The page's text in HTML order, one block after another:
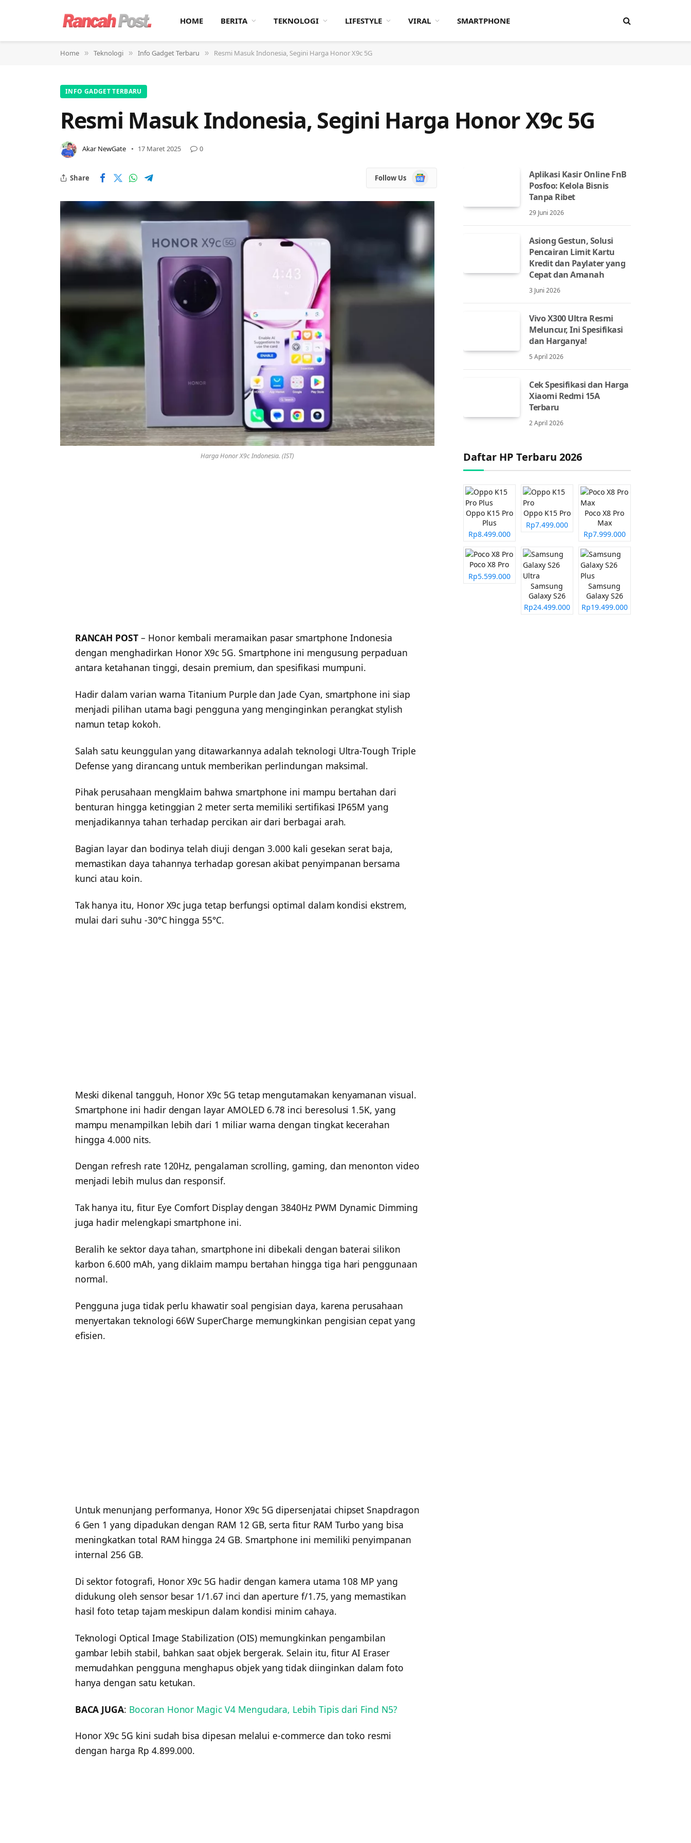
HOME BERITA TEKNOLOGI LIFESTYLE VIRAL SMARTPHONE
Home » Teknologi » Info Gadget Terbaru » Resmi Masuk Indonesia, Segini Harga Honor X9c 5G
INFO GADGET TERBARU
Resmi Masuk Indonesia, Segini Harga Honor X9c 5G
Akar NewGate 17 Maret 2025 0
Share Follow Us
Google
News
Harga Honor X9c Indonesia. (IST)
RANCAH POST – Honor kembali meramaikan pasar smartphone Indonesia
dengan menghadirkan Honor X9c 5G. Smartphone ini mengusung perpaduan
antara ketahanan tinggi, desain premium, dan spesifikasi mumpuni.
Hadir dalam varian warna Titanium Purple dan Jade Cyan, smartphone ini siap
menjadi pilihan utama bagi pengguna yang menginginkan perangkat stylish
namun tetap kokoh.
Salah satu keunggulan yang ditawarkannya adalah teknologi Ultra-Tough Triple
Defense yang dirancang untuk memberikan perlindungan maksimal.
Pihak perusahaan mengklaim bahwa smartphone ini mampu bertahan dari
benturan hingga ketinggian 2 meter serta memiliki sertifikasi IP65M yang
menjadikannya tahan terhadap percikan air dari berbagai arah.
Bagian layar dan bodinya telah diuji dengan 3.000 kali gesekan serat baja,
memastikan daya tahannya terhadap goresan akibat penyimpanan bersama
kunci atau koin.
Tak hanya itu, Honor X9c juga tetap berfungsi optimal dalam kondisi ekstrem,
mulai dari suhu -30°C hingga 55°C.
Meski dikenal tangguh, Honor X9c 5G tetap mengutamakan kenyamanan visual.
Smartphone ini hadir dengan layar AMOLED 6.78 inci beresolusi 1.5K, yang
mampu menampilkan lebih dari 1 miliar warna dengan tingkat kecerahan
hingga 4.000 nits.
Dengan refresh rate 120Hz, pengalaman scrolling, gaming, dan menonton video
menjadi lebih mulus dan responsif.
Tak hanya itu, fitur Eye Comfort Display dengan 3840Hz PWM Dynamic Dimming
juga hadir melengkapi smartphone ini.
Beralih ke sektor daya tahan, smartphone ini dibekali dengan baterai silikon
karbon 6.600 mAh, yang diklaim mampu bertahan hingga tiga hari penggunaan
normal.
Pengguna juga tidak perlu khawatir soal pengisian daya, karena perusahaan
menyertakan teknologi 66W SuperCharge memungkinkan pengisian cepat yang
efisien.
Untuk menunjang performanya, Honor X9c 5G dipersenjatai chipset Snapdragon
6 Gen 1 yang dipadukan dengan RAM 12 GB, serta fitur RAM Turbo yang bisa
meningkatkan total RAM hingga 24 GB. Smartphone ini memiliki penyimpanan
internal 256 GB.
Di sektor fotografi, Honor X9c 5G hadir dengan kamera utama 108 MP yang
didukung oleh sensor besar 1/1.67 inci dan aperture f/1.75, yang memastikan
hasil foto tetap tajam meskipun dalam kondisi minim cahaya.
Teknologi Optical Image Stabilization (OIS) memungkinkan pengambilan
gambar lebih stabil, bahkan saat objek bergerak. Selain itu, fitur AI Eraser
memudahkan pengguna menghapus objek yang tidak diinginkan dalam foto
hanya dengan satu ketukan.
BACA JUGA: Bocoran Honor Magic V4 Mengudara, Lebih Tipis dari Find N5?
Honor X9c 5G kini sudah bisa dipesan melalui e-commerce dan toko resmi
dengan harga Rp 4.899.000.
Aplikasi Kasir Online FnB
Posfoo: Kelola Bisnis
Tanpa Ribet
29 Juni 2026
Asiong Gestun, Solusi
Pencairan Limit Kartu
Kredit dan Paylater yang
Cepat dan Amanah
3 Juni 2026
Vivo X300 Ultra Resmi
Meluncur, Ini Spesifikasi
dan Harganya!
5 April 2026
Cek Spesifikasi dan Harga
Xiaomi Redmi 15A
Terbaru
2 April 2026
Daftar HP Terbaru 2026
Oppo K15 Pro
Plus
Rp8.499.000
Oppo K15 Pro
Rp7.499.000
Poco X8 Pro
Max
Rp7.999.000
Poco X8 Pro
Rp5.599.000
Samsung
Galaxy S26
Ultra
Rp24.499.000
Samsung
Galaxy S26
Plus
Rp19.499.000